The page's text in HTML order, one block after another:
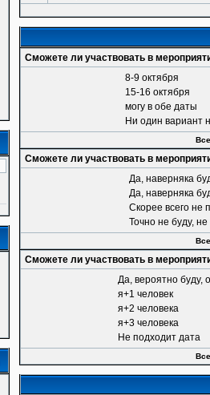
Сможете ли участвовать в
8-9 октября
15-16 октября
могу в обе даты
Ни один вариант
Сможете ли участвовать в
Да, наверняка
Да, наверняка
Скорее всего не
Точно не буду,
Сможете ли участвовать в
Да, вероятно буду,
я+1 человек
я+2 человека
я+3 человека
Не подходит дата